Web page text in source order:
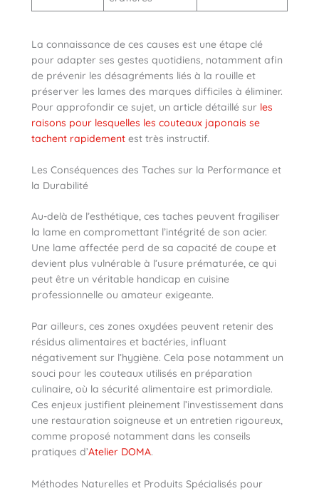
La connaissance de ces causes est une étape clé
pour adapter ses gestes quotidiens, notamment afin
de prévenir les désagréments liés à la rouille et
préserver les lames des marques difficiles à éliminer.
Pour approfondir ce sujet, un article détaillé sur les
raisons pour lesquelles les couteaux japonais se
tachent rapidement est très instructif.
Les Conséquences des Taches sur la Performance et
la Durabilité
Au-delà de l’esthétique, ces taches peuvent fragiliser
la lame en compromettant l’intégrité de son acier.
Une lame affectée perd de sa capacité de coupe et
devient plus vulnérable à l’usure prématurée, ce qui
peut être un véritable handicap en cuisine
professionnelle ou amateur exigeante.
Par ailleurs, ces zones oxydées peuvent retenir des
résidus alimentaires et bactéries, influant
négativement sur l’hygiène. Cela pose notamment un
souci pour les couteaux utilisés en préparation
culinaire, où la sécurité alimentaire est primordiale.
Ces enjeux justifient pleinement l’investissement dans
une restauration soigneuse et un entretien rigoureux,
comme proposé notamment dans les conseils
pratiques d’Atelier DOMA.
Méthodes Naturelles et Produits Spécialisés pour